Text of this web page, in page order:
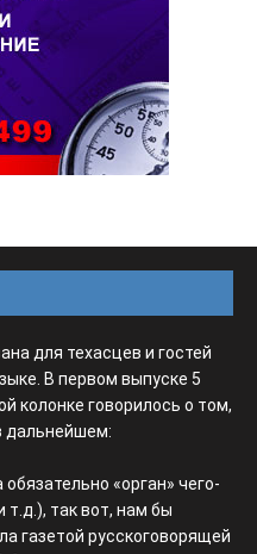
для техасцев и гостей
В первом выпуске 5
колонке говорилось о том,
дальнейшем:
«орган» чего-
т.д.), так вот, нам бы
газетой русскоговорящей